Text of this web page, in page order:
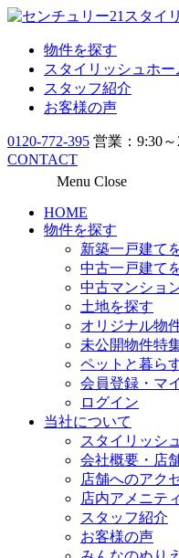
物件を探す
スタイリッシュホー
スタッフ紹介
お客様の声
0120-772-395 営業：9:30
CONTACT
Menu Close
HOME
物件を探す
新築一戸建て
中古一戸建て
中古マンショ
土地を探す
オリジナル物
未公開物件特
ペットと暮ら
会員登録・マ
ログイン
当社について
スタイリッシ
会社概要・店
店舗へのアク
店内アメニテ
スタッフ紹介
お客様の声